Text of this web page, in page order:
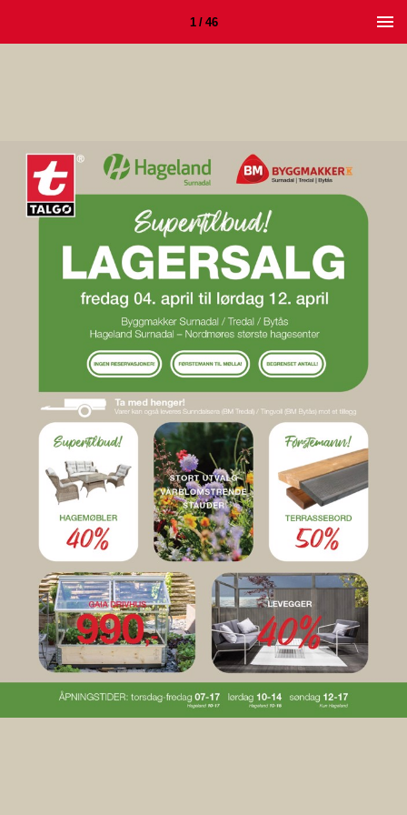
1 / 46